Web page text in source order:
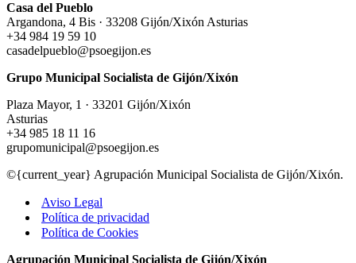
Casa del Pueblo
Argandona, 4 Bis · 33208 Gijón/Xixón Asturias
+34 984 19 59 10
casadelpueblo@psoegijon.es
Grupo Municipal Socialista de Gijón/Xixón
Plaza Mayor, 1 · 33201 Gijón/Xixón
Asturias
+34 985 18 11 16
grupomunicipal@psoegijon.es
©{current_year} Agrupación Municipal Socialista de Gijón/Xixón.
Aviso Legal
Política de privacidad
Política de Cookies
Agrupación Municipal Socialista de Gijón/Xixón